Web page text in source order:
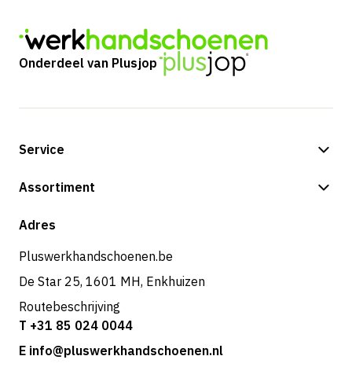
Onderdeel van Plusjop
Service
Betalingsmogelijkheden
Retouren & service
Assortiment
Shop
Adres
Pluswerkhandschoenen.be
De Star 25, 1601 MH, Enkhuizen
Routebeschrijving
T +31 85 024 0044
E info@pluswerkhandschoenen.nl